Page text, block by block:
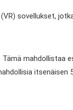
sovellukset,
mahdollistaa
itsenäisen